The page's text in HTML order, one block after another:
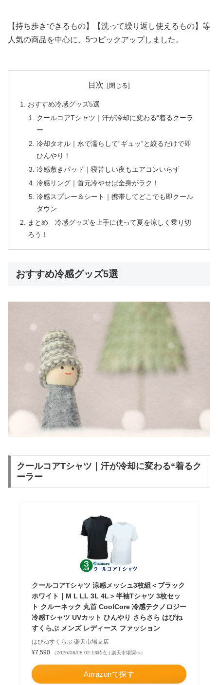
【持ち歩きできるもの】【洗って繰り返し使えるもの】等
人気の商品を中心に、5つピックアップしました。
目次
おすすめ冷感グッズ5選
クールコアTシャツ｜汗が冷却に変わる“着るクーラ
ー
冷却タオル｜水で濡らして“ギュッ”と絞るだけで即
ひんやり！
冷感敷きパッド｜寝苦しい夜もエアコンいらず
冷感リング｜首元冷やせば全身がラク！
冷感スプレー＆シート｜携帯してどこでも即クール
ダウン
まとめ 冷感グッズを上手に使って夏を涼しく乗り切
ろう！
おすすめ冷感グッズ5選
クールコアTシャツ｜汗が冷却に変わる“着るク
ーラー
クールコアTシャツ 涼感メッシュ3枚組＜ブラック
ホワイト｜M L LL 3L 4L＞半袖Tシャツ 3枚セッ
ト クルーネック 丸首 CoolCore 冷感テクノロジー
冷感Tシャツ UVカット ひんやり さらさら はぴね
すくらぶ メンズ レディース ファッション
はぴねすくらぶ 楽天市場支店
¥7,590
（2026/08/08 02:13時点 | 楽天市場調べ）
Amazonで探す